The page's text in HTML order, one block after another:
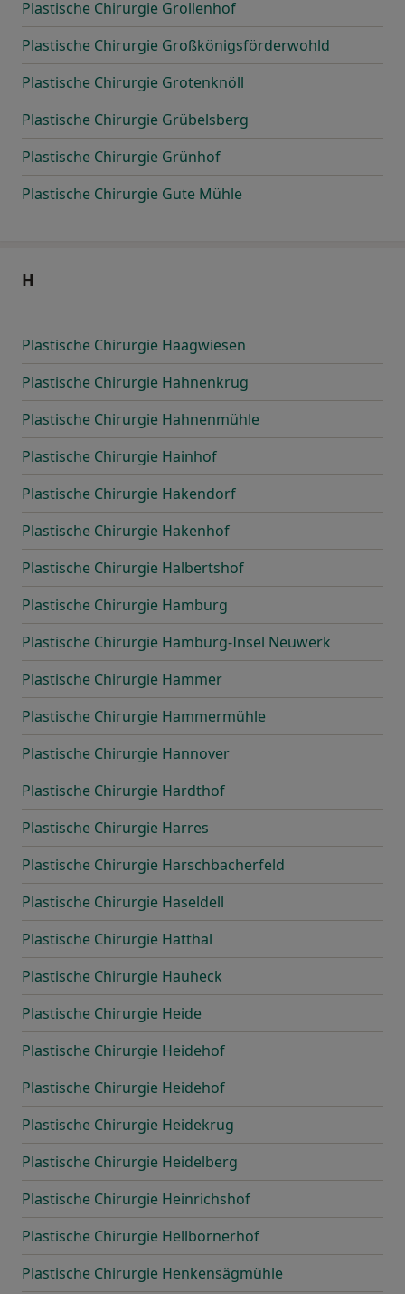
Plastische Chirurgie Grollenhof
Plastische Chirurgie Großkönigsförderwohld
Plastische Chirurgie Grotenknöll
Plastische Chirurgie Grübelsberg
Plastische Chirurgie Grünhof
Plastische Chirurgie Gute Mühle
H
Plastische Chirurgie Haagwiesen
Plastische Chirurgie Hahnenkrug
Plastische Chirurgie Hahnenmühle
Plastische Chirurgie Hainhof
Plastische Chirurgie Hakendorf
Plastische Chirurgie Hakenhof
Plastische Chirurgie Halbertshof
Plastische Chirurgie Hamburg
Plastische Chirurgie Hamburg-Insel Neuwerk
Plastische Chirurgie Hammer
Plastische Chirurgie Hammermühle
Plastische Chirurgie Hannover
Plastische Chirurgie Hardthof
Plastische Chirurgie Harres
Plastische Chirurgie Harschbacherfeld
Plastische Chirurgie Haseldell
Plastische Chirurgie Hatthal
Plastische Chirurgie Hauheck
Plastische Chirurgie Heide
Plastische Chirurgie Heidehof
Plastische Chirurgie Heidehof
Plastische Chirurgie Heidekrug
Plastische Chirurgie Heidelberg
Plastische Chirurgie Heinrichshof
Plastische Chirurgie Hellbornerhof
Plastische Chirurgie Henkensägmühle